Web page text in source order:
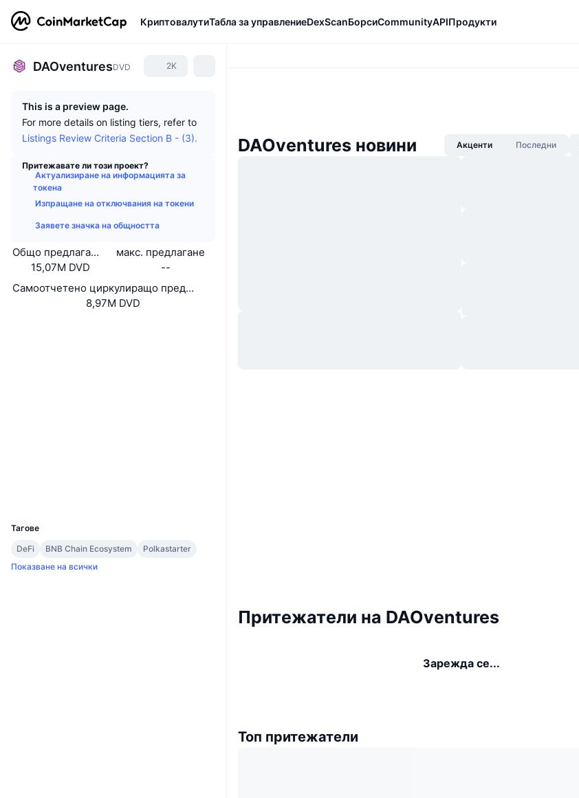
КриптовалутиТабла за управлениеDexScanБорсиCommunityAPIПродукти
DAOventuresDVD 2K
This is a preview page.
For more details on listing tiers, refer to
Listings Review Criteria Section B - (3).
Притежавате ли този проект?
Актуализиране на информацията за
токена
Изпращане на отключвания на токени
Заявете значка на общността
Общо предлагане
15,07M DVD
макс. предлагане
--
Самоотчетено циркулиращо предлагане
8,97M DVD
Тагове
DeFi
BNB Chain Ecosystem
Polkastarter
Показване на всички
DAOventures новини Акценти Последни
Притежатели на DAOventures
Зарежда се...
Топ притежатели